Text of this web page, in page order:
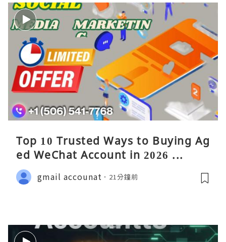
Top 10 Trusted Ways to Buying Ag
ed WeChat Account in 2026 ...
gmail accounat 21分鐘前